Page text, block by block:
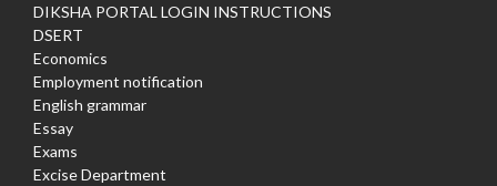
DIKSHA PORTAL LOGIN INSTRUCTIONS
DSERT
Economics
Employment notification
English grammar
Essay
Exams
Excise Department